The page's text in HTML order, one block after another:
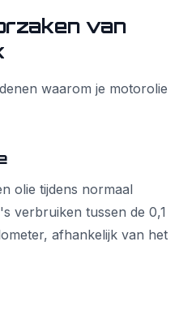
van
waarom je motorolie
olie tijdens normaal
verbruiken tussen de 0,1
afhankelijk van het